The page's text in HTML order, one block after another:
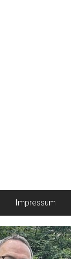
Impressum